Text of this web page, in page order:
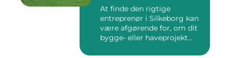
At finde den rigtige
entreprenør i Silkeborg kan
være afgørende for, om dit
bygge- eller haveprojekt...